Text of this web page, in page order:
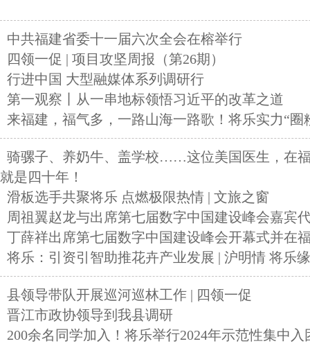
中共福建省委十一届六次全会在榕举行
四领一促 | 项目攻坚周报（第26期）
行进中国 大型融媒体系列调研行
第一观察丨从一串地标领悟习近平的改革之道
来福建，福气多，一路山海一路歌！将乐实力“圈
骑骡子、养奶牛、盖学校……这位美国医生，在
就是四十年！
滑板选手共聚将乐 点燃极限热情 | 文旅之窗
周祖翼赵龙与出席第七届数字中国建设峰会嘉宾
丁薛祥出席第七届数字中国建设峰会开幕式并在
将乐：引资引智助推花卉产业发展 | 沪明情 将乐缘
县领导带队开展巡河巡林工作 | 四领一促
晋江市政协领导到我县调研
200余名同学加入！将乐举行2024年示范性集中入